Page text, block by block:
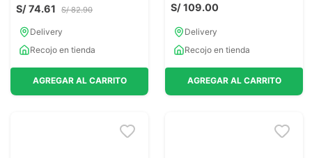
S/ 82.90
S/74.61
Delivery
Recojo en tienda
AGREGAR AL CARRITO
S/109.00
Delivery
Recojo en tienda
AGREGAR AL CARRITO